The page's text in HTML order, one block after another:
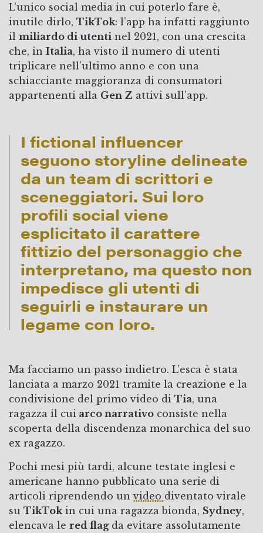
L’unico social media in cui poterlo fare è,
inutile dirlo, TikTok: l’app ha infatti raggiunto
il miliardo di utenti nel 2021, con una crescita
che, in Italia, ha visto il numero di utenti
triplicare nell’ultimo anno e con una
schiacciante maggioranza di consumatori
appartenenti alla Gen Z attivi sull’app.
I fictional influencer
seguono storyline delineate
da un team di scrittori e
sceneggiatori. Sui loro
profili social viene
esplicitato il carattere
fittizio del personaggio che
interpretano, ma questo non
impedisce gli utenti di
seguirli e instaurare un
legame con loro.
Ma facciamo un passo indietro. L’esca è stata
lanciata a marzo 2021 tramite la creazione e la
condivisione del primo video di Tia, una
ragazza il cui arco narrativo consiste nella
scoperta della discendenza monarchica del suo
ex ragazzo.
Pochi mesi più tardi, alcune testate inglesi e
americane hanno pubblicato una serie di
articoli riprendendo unvideo diventato virale
su TikTok in cui una ragazza bionda, Sydney,
elencava le red flag da evitare assolutamente